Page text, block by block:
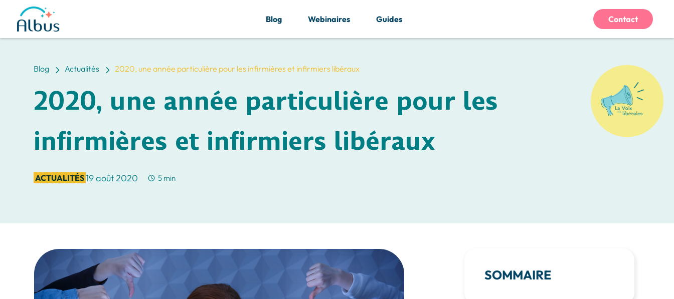
Blog 5 Actualités 5 2020, une année particulière pour les infirmières et infirmiers libéraux
2020, une année particulière pour les
infirmières et infirmiers libéraux
ACTUALITÉS19 août 2020 5 min
SOMMAIRE
Blog Webinaires Guides Contact